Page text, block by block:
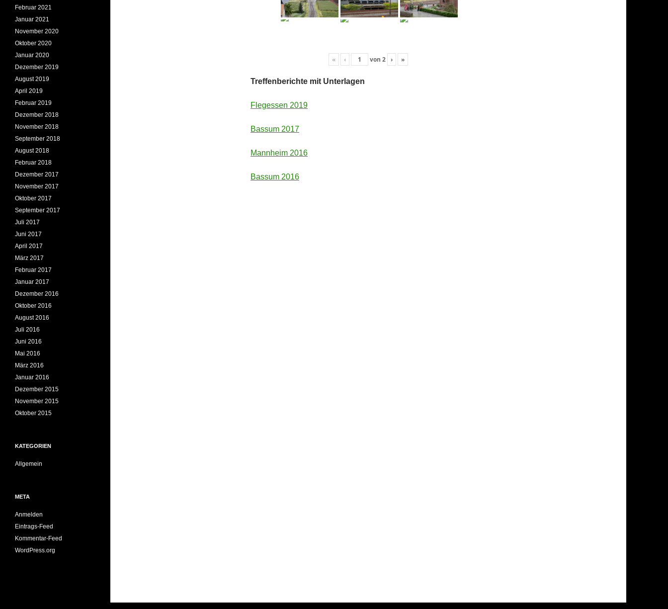
« ‹ von 2 › »
Treffenberichte mit Unterlagen
Flegessen 2019
Bassum 2017
Mannheim 2016
Bassum 2016
Februar 2021
Januar 2021
November 2020
Oktober 2020
Januar 2020
Dezember 2019
August 2019
April 2019
Februar 2019
Dezember 2018
November 2018
September 2018
August 2018
Februar 2018
Dezember 2017
November 2017
Oktober 2017
September 2017
Juli 2017
Juni 2017
April 2017
März 2017
Februar 2017
Januar 2017
Dezember 2016
Oktober 2016
August 2016
Juli 2016
Juni 2016
Mai 2016
März 2016
Januar 2016
Dezember 2015
November 2015
Oktober 2015
KATEGORIEN
Allgemein
META
Anmelden
Eintrags-Feed
Kommentar-Feed
WordPress.org